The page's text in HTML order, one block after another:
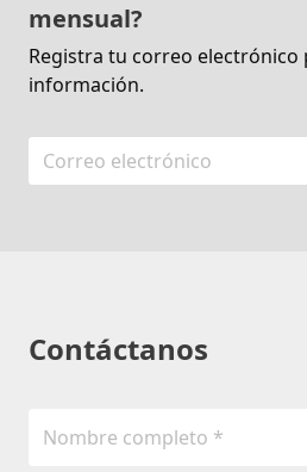
mensual?
Registra tu correo electrónico
información.
Contáctanos